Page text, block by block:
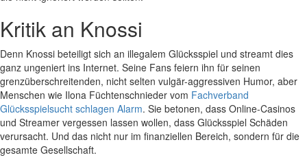
Kritik an Knossi
Denn Knossi beteiligt sich an illegalem Glücksspiel und streamt dies
ganz ungeniert ins Internet. Seine Fans feiern ihn für seinen
grenzüberschreitenden, nicht selten vulgär-aggressiven Humor, aber
Menschen wie Ilona Füchtenschnieder vom Fachverband
Glücksspielsucht schlagen Alarm. Sie betonen, dass Online-Casinos
und Streamer vergessen lassen wollen, dass Glücksspiel Schäden
verursacht. Und das nicht nur im finanziellen Bereich, sondern für die
gesamte Gesellschaft.